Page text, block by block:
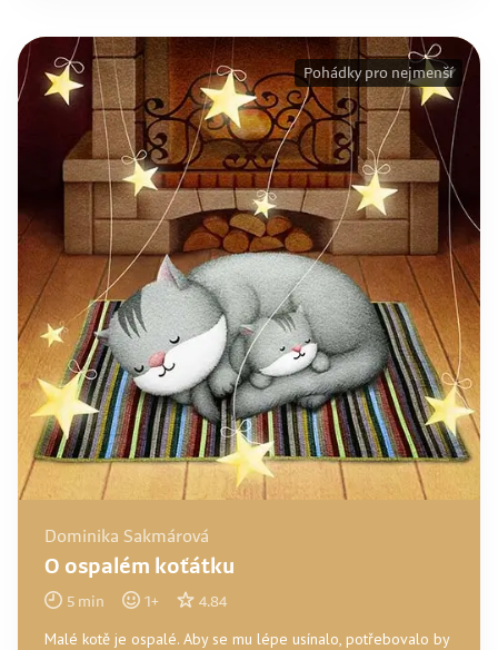
Dominika Sakmárová
O ospalém koťátku
5 min 1+ 4.84
Malé kotě je ospalé. Aby se mu lépe usínalo, potřebovalo by
Pohádky pro nejmenší